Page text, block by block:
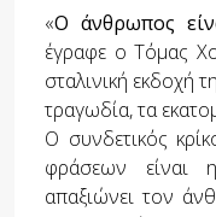
«Ο άνθρωπος
έγραφε ο Τόμας
σταλινική εκδοχή
τραγωδία, τα
Ο συνδετικός
φράσεων είναι
απαξιώνει τον